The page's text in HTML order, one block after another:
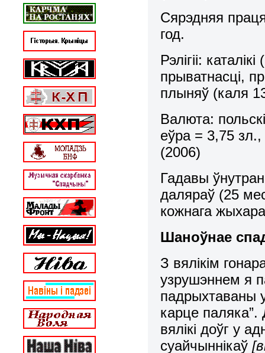
Сярэдняя
год.
Рэлігіі:
прыватнасці,
плыняў (каля
Валюта:
еўра = 3,75
(2006)
Гадавы
даляраў (25
кожнага
Шаноўнае
З вялікім
узрушэннем я
падрыхтаваны
карце
вялікі доўг у
суайчыннікаў